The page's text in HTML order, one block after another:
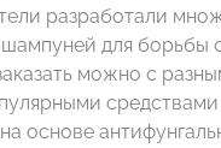
разработали
для борьбы
можно с
средствами
основе